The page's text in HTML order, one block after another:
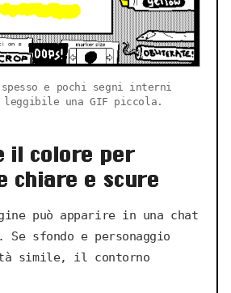
spesso e pochi segni interni
leggibile una GIF piccola.
il colore per
chiare e scure
può apparire in una chat
sfondo e personaggio
simile, il contorno